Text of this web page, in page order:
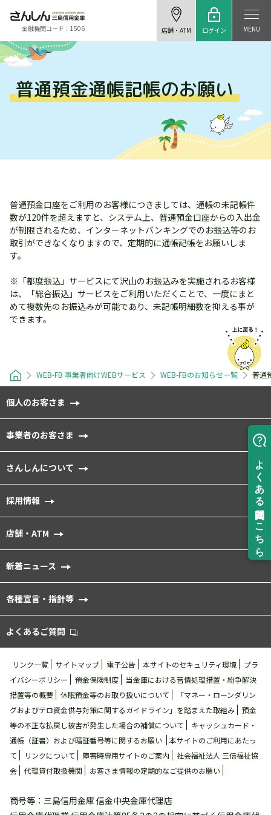
金融機関コード：1506 店舗・ATM ログイン MENU
普通預金通帳記帳のお願い
WEB-FB 事業者向けWEBサービス WEB-FBのお知らせ一覧 普通
普通預金口座をご利用のお客様につきましては、通帳の未記帳件
数が120件を超えますと、システム上、普通預金口座からの入出金
が制限されるため、インターネットバンキングでのお振込等のお
取引ができなくなりますので、定期的に通帳記帳をお願いしま
す。
※「都度振込」サービスにて沢山のお振込みを実施されるお客様
は、「総合振込」サービスをご利用いただくことで、一度にまと
めて複数先のお振込みが可能であり、未記帳明細数を抑える事が
できます。
個人のお客さま
事業者のお客さま
さんしんについて
採用情報
店舗・ATM
新着ニュース
各種宣⾔・指針等
よくあるご質問
リンク一覧 サイトマップ 電⼦公告 本サイトのセキュリティ環境
プラ
イバシーポリシー
預金保険制度
当金庫における苦情処理措置・紛争解決
措置等の概要
休眠預金等のお取り扱いについて
「マネー・ローンダリン
グおよびテロ資金供与対策に関するガイドライン」を踏まえた取組み
預金
等の不正な払戻し被害が発⽣した場合の補償について
キャッシュカード・
通帳（証書）および暗証番号等に関するお願い
本サイトのご利用にあたっ
て
リンクについて 障害時専用サイトのご案内
社会福祉法人 三信福祉協
会
代理貸付取扱機関 お客さま情報の定期的なご提供のお願い
商号等：三島信用金庫 信金中央金庫代理店